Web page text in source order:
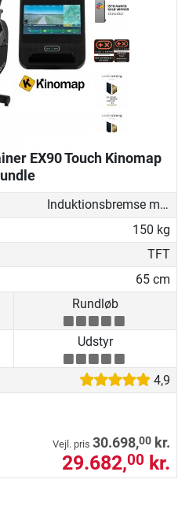
EX90 Touch Kinomap
Induktionsbremse med generator
150 kg
TFT
65 cm
Rundløb
Udstyr
4,9
Vejl. pris 30.698,00 kr.
29.682,00 kr.